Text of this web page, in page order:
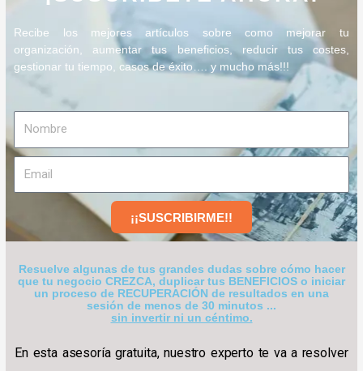
Recibe los mejores artículos sobre como mejorar tu
organización, aumentar tus beneficios, reducir tus costes,
gestionar tu tiempo, casos de éxito…. y mucho más!!!
¡¡SUSCRIBIRME!!
Resuelve algunas de tus grandes dudas sobre cómo hacer
que tu negocio CREZCA, duplicar tus BENEFICIOS o iniciar
un proceso de RECUPERACIÓN de resultados en una
sesión de menos de 30 minutos ...
sin invertir ni un céntimo.
En esta asesoría gratuita, nuestro experto te va a resolver